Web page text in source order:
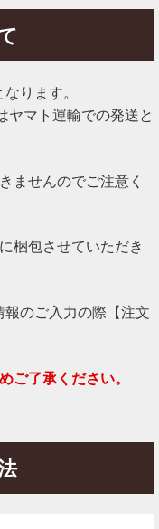
ります。
ヤマト運輸での発送と
ませんのでご注意く
梱包させていただき
のご入力の際【注文
ご了承ください。